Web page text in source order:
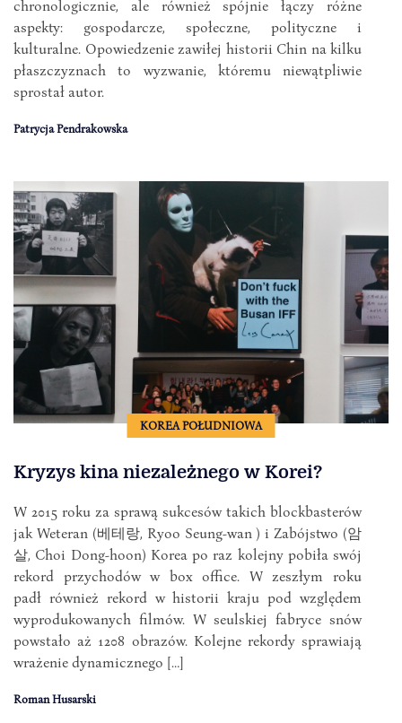
chronologicznie, ale również spójnie łączy różne
aspekty: gospodarcze, społeczne, polityczne i
kulturalne. Opowiedzenie zawiłej historii Chin na kilku
płaszczyznach to wyzwanie, któremu niewątpliwie
sprostał autor.
Patrycja Pendrakowska
KOREA POŁUDNIOWA
Kryzys kina niezależnego w Korei?
W 2015 roku za sprawą sukcesów takich blockbasterów
jak Weteran (베테랑, Ryoo Seung-wan ) i Zabójstwo (암
살, Choi Dong-hoon) Korea po raz kolejny pobiła swój
rekord przychodów w box office. W zeszłym roku
padł również rekord w historii kraju pod względem
wyprodukowanych filmów. W seulskiej fabryce snów
powstało aż 1208 obrazów. Kolejne rekordy sprawiają
wrażenie dynamicznego […]
Roman Husarski